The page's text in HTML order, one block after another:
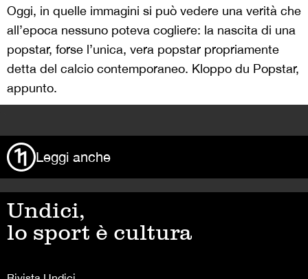
Oggi, in quelle immagini si può vedere una verità che
all’epoca nessuno poteva cogliere: la nascita di una
popstar, forse l’unica, vera popstar propriamente
detta del calcio contemporaneo. Kloppo du Popstar,
appunto.
Leggi anche
Undici,
lo sport è cultura